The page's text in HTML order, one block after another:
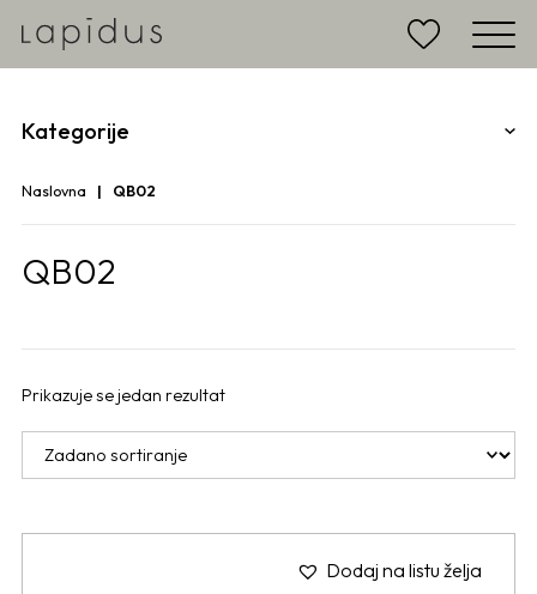
Kategorije
Naslovna QB02
QB02
Prikazuje se jedan rezultat
Dodaj na listu želja